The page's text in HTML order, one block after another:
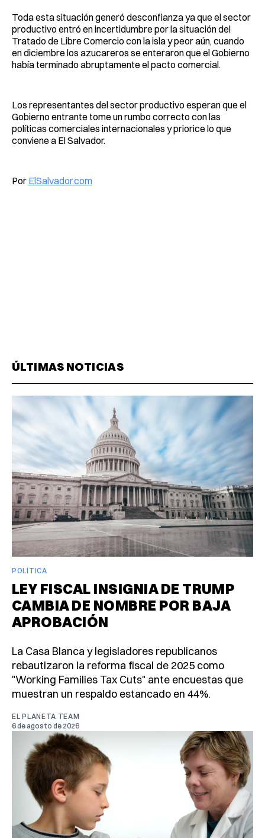
Toda esta situación generó desconfianza ya que el sector
productivo entró en incertidumbre por la situación del
Tratado de Libre Comercio con la isla y peor aún, cuando
en diciembre los azucareros se enteraron que el Gobierno
había terminado abruptamente el pacto comercial.
Los representantes del sector productivo esperan que el
Gobierno entrante tome un rumbo correcto con las
políticas comerciales internacionales y priorice lo que
conviene a El Salvador.
Por ElSalvador.com
ÚLTIMAS NOTICIAS
POLÍTICA
LEY FISCAL INSIGNIA DE TRUMP
CAMBIA DE NOMBRE POR BAJA
APROBACIÓN
La Casa Blanca y legisladores republicanos
rebautizaron la reforma fiscal de 2025 como
"Working Families Tax Cuts" ante encuestas que
muestran un respaldo estancado en 44%.
EL PLANETA TEAM
6 de agosto de 2026